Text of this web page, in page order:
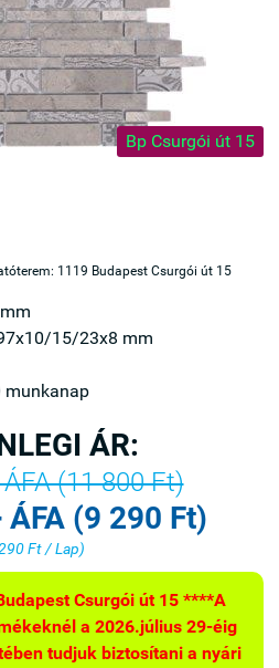
Bp Csurgói út 15
1119 Budapest Csurgói út 15
15/23x8 mm
munkanap
ÁR:
(11 800 Ft)
(9 290 Ft)
Ft / Lap)
Csurgói út 15 ****A
a 2026.július 29-éig
tudjuk biztosítani a nyári